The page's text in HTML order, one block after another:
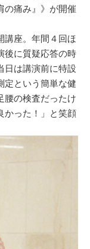
痛み』》が開催
座。年間４回ほ
後に質疑応答の時
日は講演前に特設
定という簡単な健
腰の検査だったけ
かった！」と笑顔